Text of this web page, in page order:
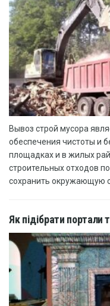
Вывоз строй мусора
обеспечения чистоты и
площадках и в жилых
строительных отходов
сохранить окружающую
Як підібрати портали